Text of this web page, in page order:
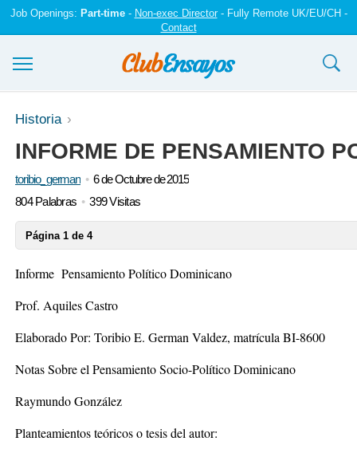
Job Openings: Part-time- Non-exec Director- Fully Remote UK/EU/CH -
Contact
Ensayos y trabajos
Registrarse
Iniciar sesión
Historia
INFORME DE PENSAMIENTO
toribio_german
6 de Octubre de 2015
804 Palabras
399 Visitas
Página 1 de 4
Informe Pensamiento Político Dominicano
Prof. Aquiles Castro
Elaborado Por: Toribio E. German Valdez, matrícula BI-8600
Notas Sobre el Pensamiento Socio-Político Dominicano
Raymundo González
Planteamientos teóricos o tesis del autor: